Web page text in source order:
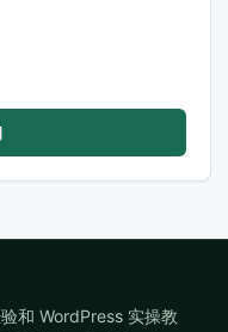
和 WordPress 实操教